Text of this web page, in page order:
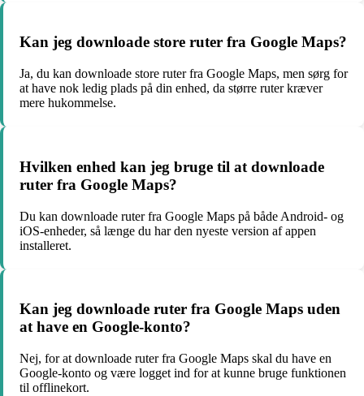
Kan jeg downloade store ruter fra Google Maps?
Ja, du kan downloade store ruter fra Google Maps, men sørg for
at have nok ledig plads på din enhed, da større ruter kræver
mere hukommelse.
Hvilken enhed kan jeg bruge til at downloade
ruter fra Google Maps?
Du kan downloade ruter fra Google Maps på både Android- og
iOS-enheder, så længe du har den nyeste version af appen
installeret.
Kan jeg downloade ruter fra Google Maps uden
at have en Google-konto?
Nej, for at downloade ruter fra Google Maps skal du have en
Google-konto og være logget ind for at kunne bruge funktionen
til offlinekort.